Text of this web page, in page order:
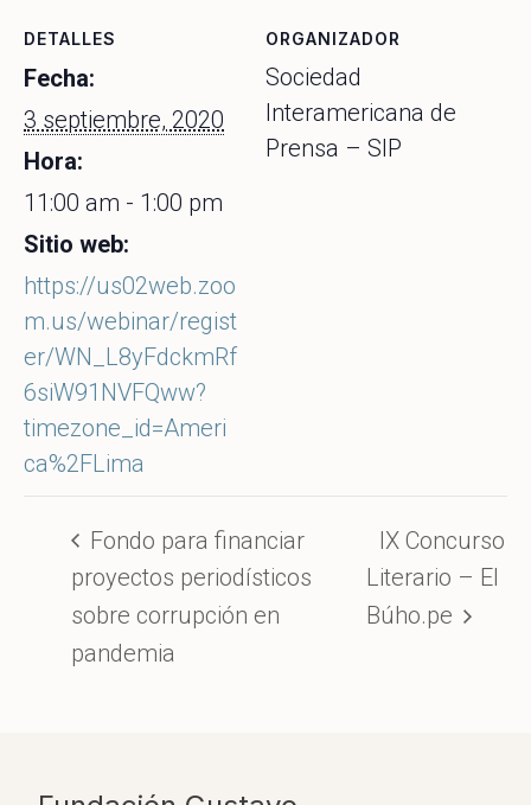
DETALLES
Fecha:
3 septiembre, 2020
Hora:
11:00 am - 1:00 pm
Sitio web:
https://us02web.zoo
m.us/webinar/regist
er/WN_L8yFdckmRf
6siW91NVFQww?
timezone_id=Ameri
ca%2FLima
ORGANIZADOR
Sociedad
Interamericana de
Prensa – SIP
Fondo para financiar
proyectos periodísticos
sobre corrupción en
pandemia
IX Concurso
Literario – El
Búho.pe